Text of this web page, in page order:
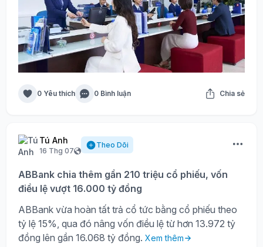
0 Yêu thích 0 Bình luận Chia sẻ
Tú Anh
16 Thg 07
Theo Dõi
ABBank chia thêm gần 210 triệu cổ phiếu, vốn
điều lệ vượt 16.000 tỷ đồng
ABBank vừa hoàn tất trả cổ tức bằng cổ phiếu theo
tỷ lệ 15%, qua đó nâng vốn điều lệ từ hơn 13.972 tỷ
đồng lên gần 16.068 tỷ đồng. Xem thêm